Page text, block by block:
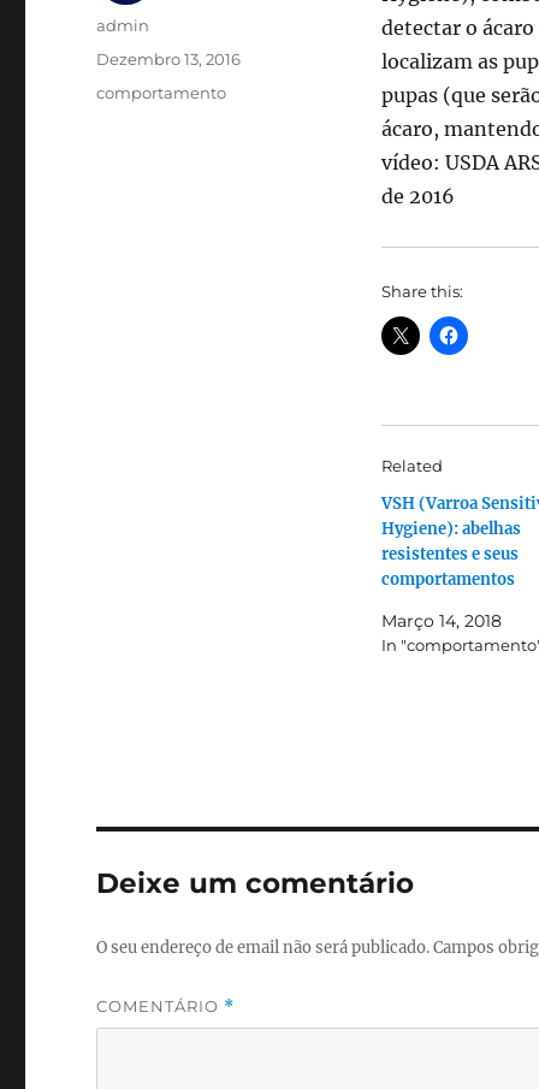
detectar o
localizam as
pupas (que
ácaro,
vídeo: USDA
de 2016
Share this:
Related
VSH (Varroa
Hygiene): abelhas
resistentes e seus
comportamentos
Março 14, 2018
In
Autor
admin
Publicado
Dezembro 13, 2016
Categorias
comportamento
Deixe um comentário
O seu endereço de email não será publicado.Campos
COMENTÁRIO *